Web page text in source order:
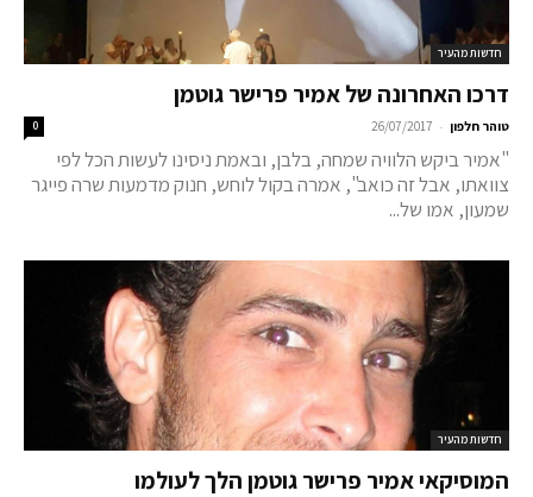
חדשות מהעיר
דרכו האחרונה של אמיר פרישר גוטמן
טוהר חלפון -
26/07/2017
0
"אמיר ביקש הלוויה שמחה, בלבן, ובאמת ניסינו לעשות הכל לפי
צוואתו, אבל זה כואב", אמרה בקול לוחש, חנוק מדמעות שרה פייגר
שמעון, אמו של...
חדשות מהעיר
המוסיקאי אמיר פרישר גוטמן הלך לעולמו